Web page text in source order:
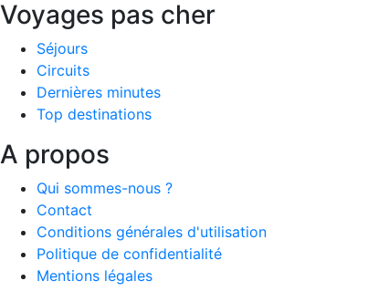
Voyages pas cher
Séjours
Circuits
Dernières minutes
Top destinations
A propos
Qui sommes-nous ?
Contact
Conditions générales d'utilisation
Politique de confidentialité
Mentions légales